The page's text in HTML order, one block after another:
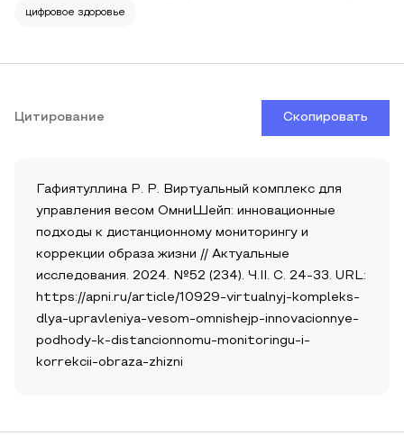
цифровое здоровье
Цитирование Скопировать
Гафиятуллина Р. Р. Виртуальный комплекс для
управления весом ОмниШейп: инновационные
подходы к дистанционному мониторингу и
коррекции образа жизни // Актуальные
исследования. 2024. №52 (234). Ч.II. С. 24-33. URL:
https://apni.ru/article/10929-virtualnyj-kompleks-
dlya-upravleniya-vesom-omnishejp-innovacionnye-
podhody-k-distancionnomu-monitoringu-i-
korrekcii-obraza-zhizni